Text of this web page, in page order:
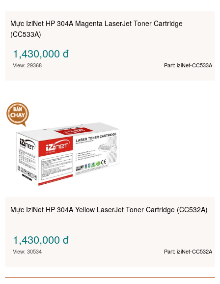
Mực IziNet HP 304A Magenta LaserJet Toner Cartridge
(CC533A)
1,430,000đ
View: 29368 Part: iziNet-CC533A
Mực IziNet HP 304A Yellow LaserJet Toner Cartridge (CC532A)
1,430,000đ
View: 30534 Part: iziNet-CC532A